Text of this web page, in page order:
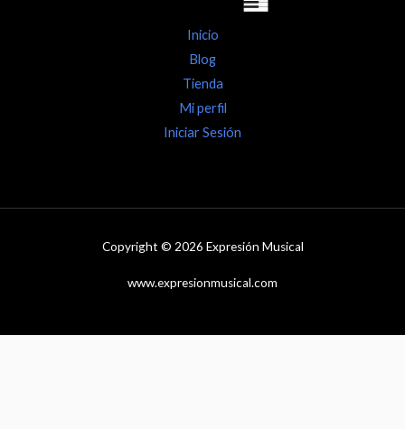
Inicio
Blog
Tienda
Mi perfil
Iniciar Sesión
Copyright © 2026 Expresión Musical
www.expresionmusical.com